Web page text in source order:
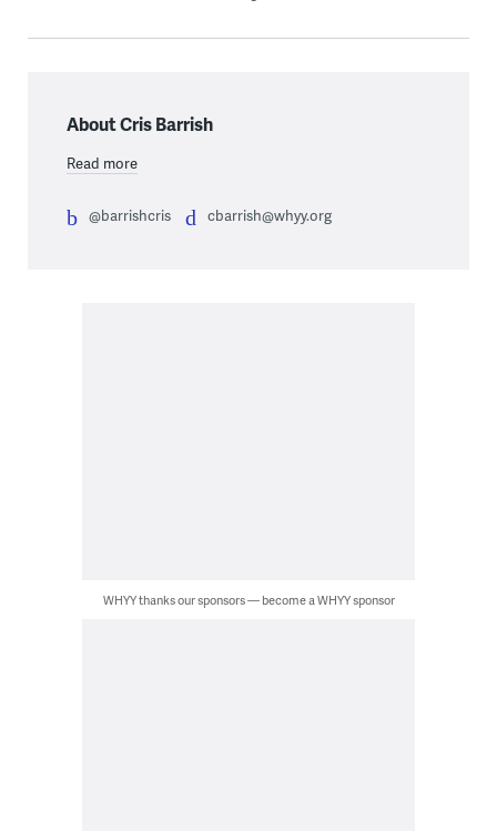
About Cris Barrish
Read more
@barrishcris cbarrish@whyy.org
WHYY thanks our sponsors — become a WHYY sponsor